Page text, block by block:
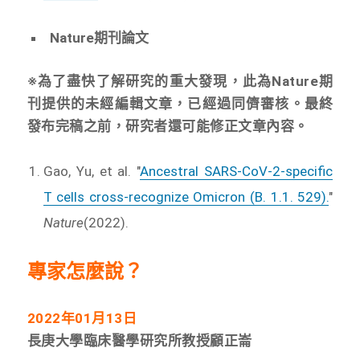
Nature期刊論文
※為了盡快了解研究的重大發現，此為Nature期
刊提供的未經編輯文章，已經過同儕審核。最終
發布完稿之前，研究者還可能修正文章內容。
Gao, Yu, et al. "Ancestral SARS-CoV-2-specific
T cells cross-recognize Omicron (B. 1.1. 529)."
Nature(2022).
專家怎麼說？
2022年01月13日
長庚大學臨床醫學研究所教授顧正崙